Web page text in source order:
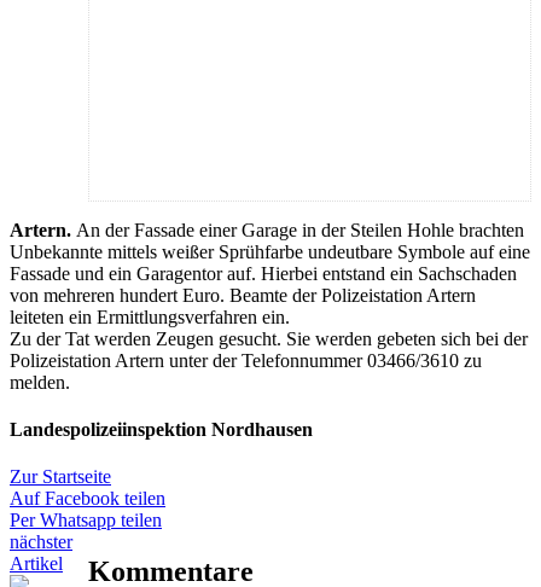
Artern. An der Fassade einer Garage in der Steilen Hohle brachten
Unbekannte mittels weißer Sprühfarbe undeutbare Symbole auf eine
Fassade und ein Garagentor auf. Hierbei entstand ein Sachschaden
von mehreren hundert Euro. Beamte der Polizeistation Artern
leiteten ein Ermittlungsverfahren ein.
Zu der Tat werden Zeugen gesucht. Sie werden gebeten sich bei der
Polizeistation Artern unter der Telefonnummer 03466/3610 zu
melden.
Landespolizeiinspektion Nordhausen
Zur Startseite
Auf Facebook teilen
Per Whatsapp teilen
nächster
Artikel
Kommentare